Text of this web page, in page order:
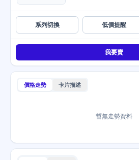
系列切換 低價提醒
我要賣
價格走勢 卡片描述
暫無走勢資料